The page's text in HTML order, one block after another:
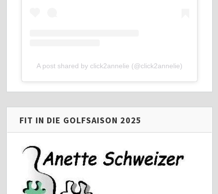
A post shared by click2annelie (@click2annelie)
FIT IN DIE GOLFSAISON 2025